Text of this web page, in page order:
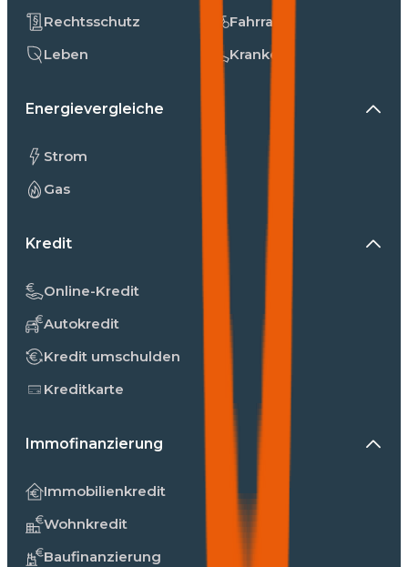
Rechtsschutz
Leben
Fahrrad
Kranken
Energievergleiche
Strom
Gas
Kredit
Online-Kredit
Autokredit
Kredit umschulden
Kreditkarte
Immofinanzierung
Immobilienkredit
Wohnkredit
Baufinanzierung